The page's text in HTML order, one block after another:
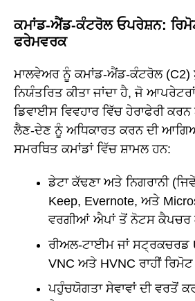
ਕਮਾਂਡ-ਐਂਡ-ਕੰਟਰੋਲ ਓਪਰੇਸ਼ਨ:
ਫਰੇਮਵਰਕ
ਮਾਲਵੇਅਰ ਨੂੰ ਕਮਾਂਡ-ਐਂਡ-ਕੰਟਰੋਲ (C2)
ਨਿਯੰਤਰਿਤ ਕੀਤਾ ਜਾਂਦਾ ਹੈ, ਜੋ
ਡਿਵਾਈਸ ਵਿਵਹਾਰ ਵਿੱਚ ਹੇਰਾਫੇਰੀ
ਲੈਣ-ਦੇਣ ਨੂੰ ਅਧਿਕਾਰਤ ਕਰਨ ਦੀ
ਸਮਰਥਿਤ ਕਮਾਂਡਾਂ ਵਿੱਚ ਸ਼ਾਮਲ ਹਨ:
ਡੇਟਾ ਕੱਢਣਾ ਅਤੇ ਨਿਗਰਾਨੀ
Keep, Evernote, ਅਤੇ
ਵਰਗੀਆਂ ਐਪਾਂ ਤੋਂ ਨੋਟਸ ਕੈਪਚਰ
ਰੀਅਲ-ਟਾਈਮ ਜਾਂ
VNC ਅਤੇ HVNC ਰਾਹੀਂ
ਪਹੁੰਚਯੋਗਤਾ ਸੇਵਾਵਾਂ ਦੀ ਵਰਤੋਂ